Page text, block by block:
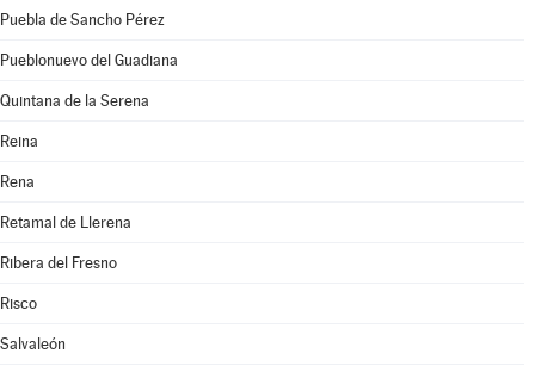
Puebla de Sancho Pérez
Pueblonuevo del Guadiana
Quintana de la Serena
Reina
Rena
Retamal de Llerena
Ribera del Fresno
Risco
Salvaleón